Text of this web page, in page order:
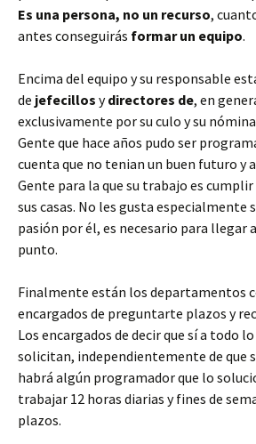
Es una persona, no un recurso,
antes conseguirás formar un equipo.
Encima del equipo y su responsable
de jefecillos ydirectores de, en
exclusivamente por su culo y su
Gente que hace años pudo ser
cuenta que no tenian un buen futuro y
Gente para la que su trabajo es
sus casas. No les gusta especialmente
pasión por él, es necesario para llegar
punto.
Finalmente están los departamentos
encargados de preguntarte plazos y
Los encargados de decir que sí a todo
solicitan, independientemente de que
habrá algún programador que lo
trabajar 12 horas diarias y fines de
plazos.